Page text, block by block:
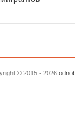
© 2015 - 2026